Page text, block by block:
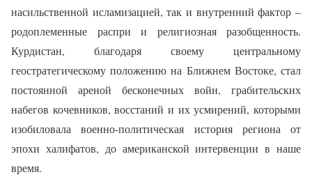
насильственной исламизацией, так и внутренний фактор –
родоплеменные распри и религиозная разобщенность.
Курдистан, благодаря своему центральному
геостратегическому положению на Ближнем Востоке, стал
постоянной ареной бесконечных войн, грабительских
набегов кочевников, восстаний и их усмирений, которыми
изобиловала военно-политическая история региона от
эпохи халифатов, до американской интервенции в наше
время.